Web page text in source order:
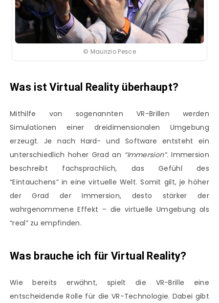
© Maurizio Pesce
Was ist Virtual Reality überhaupt?
Mithilfe von sogenannten VR-Brillen werden
Simulationen einer dreidimensionalen Umgebung
erzeugt. Je nach Hard- und Software entsteht ein
unterschiedlich hoher Grad an “Immersion”. Immersion
beschreibt fachsprachlich, das Gefühl des
“Eintauchens” in eine virtuelle Welt. Somit gilt, je höher
der Grad der Immersion, desto stärker der
wahrgenommene Effekt – die virtuelle Umgebung als
“real” zu empfinden.
Was brauche ich für Virtual Reality?
Wie bereits erwähnt, spielt die VR-Brille eine
entscheidende Rolle für die VR-Technologie. Dabei gibt